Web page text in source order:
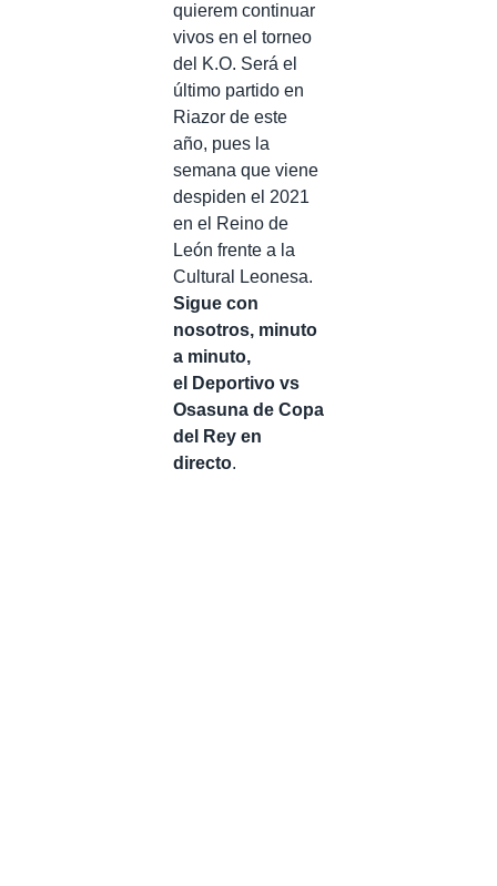
quierem continuar
vivos en el torneo
del K.O. Será el
último partido en
Riazor de este
año, pues la
semana que viene
despiden el 2021
en el Reino de
León frente a la
Cultural Leonesa.
Sigue con
nosotros, minuto
a minuto,
el Deportivo vs
Osasuna de Copa
del Rey en
directo.